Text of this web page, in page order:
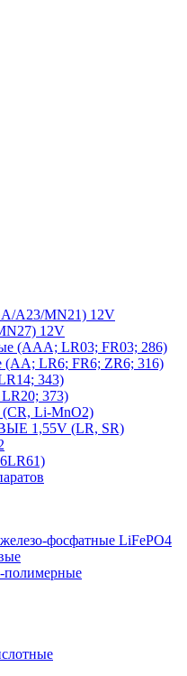
A23/MN21) 12V
12V
(AAA; LR03; FR03; 286)
(AA; LR6; FR6; ZR6; 316)
343)
373)
Li-MnO2)
1,55V (LR, SR)
фосфатные LiFePO4
полимерные